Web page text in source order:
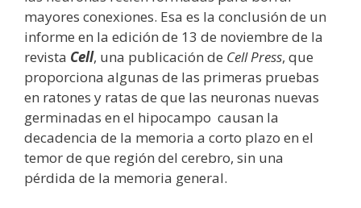
mayores conexiones. Esa es la conclusión de un
informe en la edición de 13 de noviembre de la
revista Cell, una publicación de Cell Press, que
proporciona algunas de las primeras pruebas
en ratones y ratas de que las neuronas nuevas
germinadas en el hipocampo causan la
decadencia de la memoria a corto plazo en el
temor de que región del cerebro, sin una
pérdida de la memoria general.